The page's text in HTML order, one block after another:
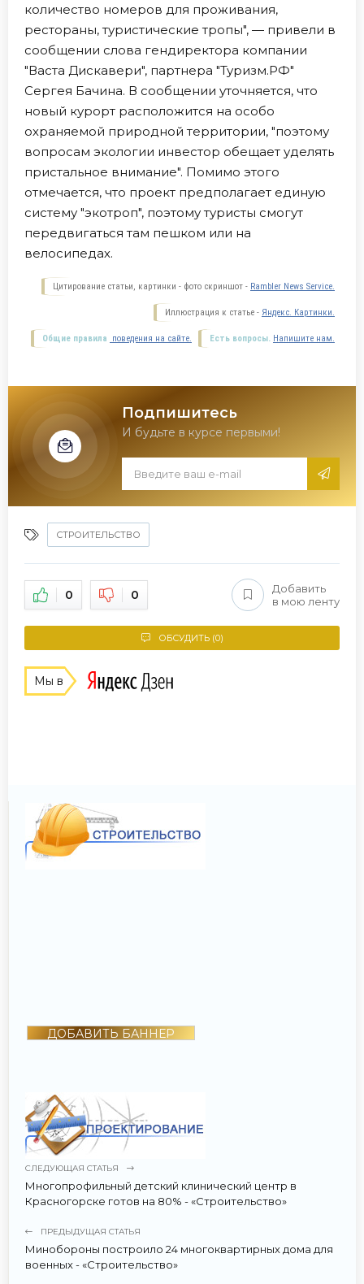
количество номеров для проживания,
рестораны, туристические тропы", — привели в
сообщении слова гендиректора компании
"Васта Дискавери", партнера "Туризм.РФ"
Сергея Бачина. В сообщении уточняется, что
новый курорт расположится на особо
охраняемой природной территории, "поэтому
вопросам экологии инвестор обещает уделять
пристальное внимание". Помимо этого
отмечается, что проект предполагает единую
систему "экотроп", поэтому туристы смогут
передвигаться там пешком или на
велосипедах.
Цитирование статьи, картинки - фото скриншот - Rambler News Service.
Иллюстрация к статье - Яндекс. Картинки.
Есть вопросы. Напишите нам.
Общие правила поведения на сайте.
Подпишитесь
И будьте в курсе первыми!
СТРОИТЕЛЬСТВО
0 0
Добавить
в мою ленту
ОБСУДИТЬ (0)
Мы в
ДОБАВИТЬ БАННЕР
СЛЕДУЮЩАЯ СТАТЬЯ
Многопрофильный детский клинический центр в
Красногорске готов на 80% - «Строительство»
ПРЕДЫДУЩАЯ СТАТЬЯ
Минобороны построило 24 многоквартирных дома для
военных - «Строительство»